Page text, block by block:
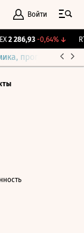
Войти
2 286,93 -0,64%↓
прогнозы